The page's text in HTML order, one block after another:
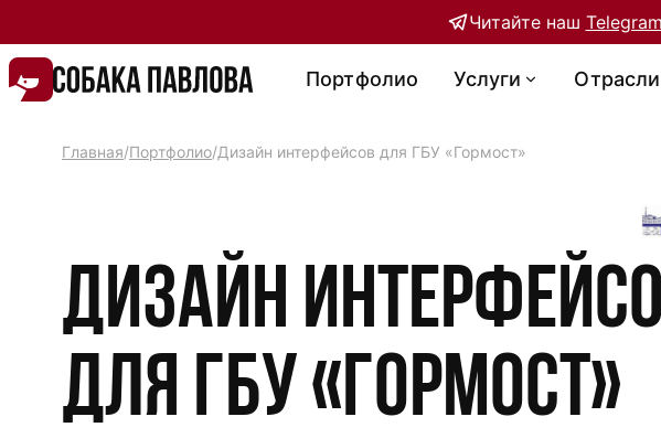
Читайте наш
Портфолио Услуги Отрасли
Главная/Портфолио/Дизайн интерфейсов для ГБУ «Гормост»
Дизайн
для ГБУ «Гормост»